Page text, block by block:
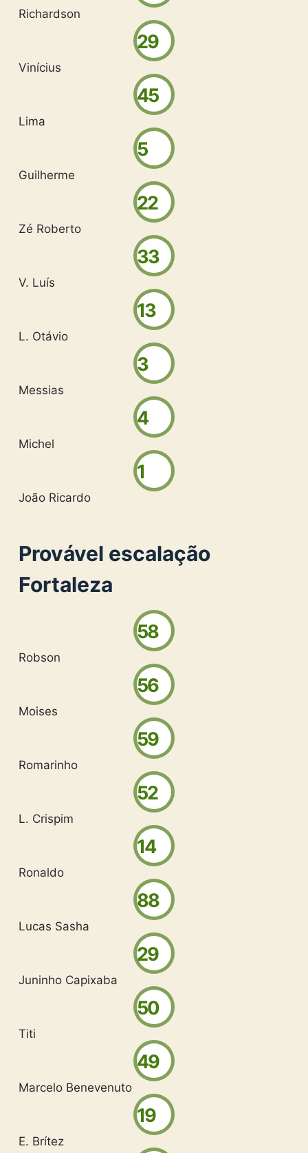
Richardson
29
Vinícius
45
Lima
5
Guilherme
22
Zé Roberto
33
V. Luís
13
L. Otávio
3
Messias
4
Michel
1
João Ricardo
Provável escalação
Fortaleza
58
Robson
56
Moises
59
Romarinho
52
L. Crispim
14
Ronaldo
88
Lucas Sasha
29
Juninho Capixaba
50
Titi
49
Marcelo Benevenuto
19
E. Brítez